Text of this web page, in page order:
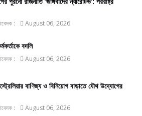
: August 06, 2026
বদলি
: August 06, 2026
বাণিজ্য ও বিনিয়োগ বাড়াতে যৌথ উদ্যোগের
: August 06, 2026